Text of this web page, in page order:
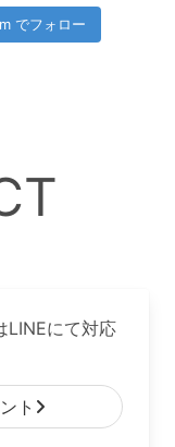
でフォロー
LINEにて対応
ト